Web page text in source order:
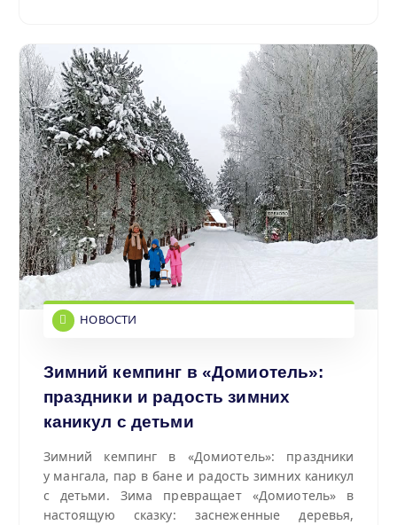
НОВОСТИ
Зимний кемпинг в «Домиотель»:
праздники и радость зимних
каникул с детьми
Зимний кемпинг в «Домиотель»: праздники
у мангала, пар в бане и радость зимних каникул
с детьми. Зима превращает «Домиотель» в
настоящую сказку: заснеженные деревья,